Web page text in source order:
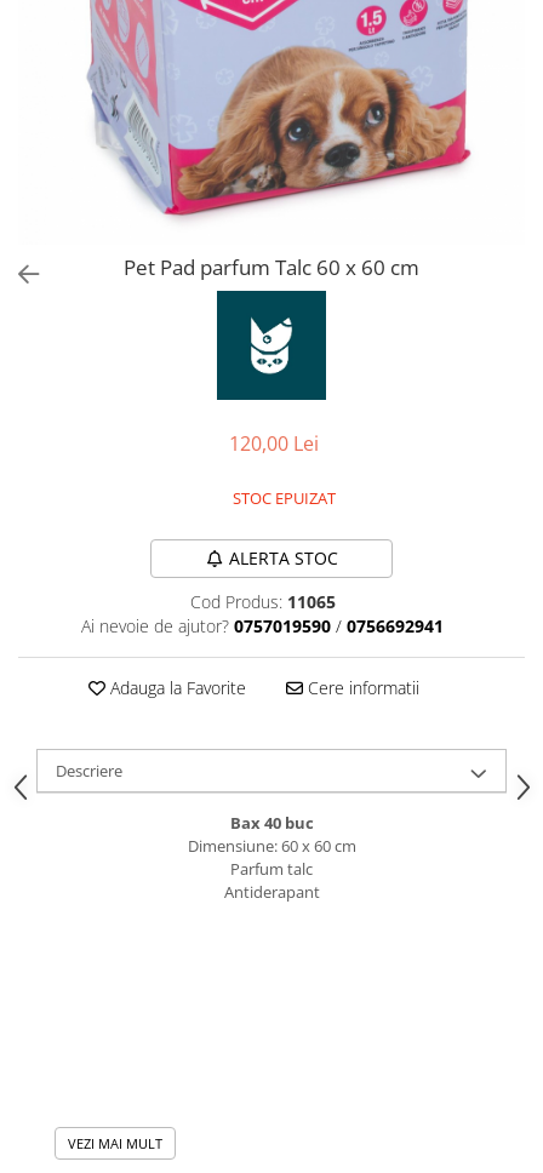
Hrana umeda
Recompense caini
Batoane branza Yak
Lese, Zgarzi & Hamuri
Perii si Piepteni
Produse Igiena si Ingrijire
Saltele cu efect de racire
Pet Pad parfum Talc 60 x 60 cm
120,00 Lei
STOC EPUIZAT
ALERTA STOC
Cod Produs: 11065
Ai nevoie de ajutor? 0757019590 / 0756692941
Adauga la Favorite Cere informatii
Descriere
Bax 40 buc
Dimensiune: 60 x 60 cm
Parfum talc
Antiderapant
VEZI MAI MULT